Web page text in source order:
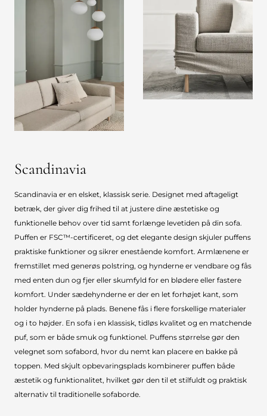
Scandinavia
Scandinavia er en elsket, klassisk serie. Designet med aftageligt
betræk, der giver dig frihed til at justere dine æstetiske og
funktionelle behov over tid samt forlænge levetiden på din sofa.
Puffen er FSC™-certificeret, og det elegante design skjuler puffens
praktiske funktioner og sikrer enestående komfort. Armlænene er
fremstillet med generøs polstring, og hynderne er vendbare og fås
med enten dun og fjer eller skumfyld for en blødere eller fastere
komfort. Under sædehynderne er der en let forhøjet kant, som
holder hynderne på plads. Benene fås i flere forskellige materialer
og i to højder. En sofa i en klassisk, tidløs kvalitet og en matchende
puf, som er både smuk og funktionel. Puffens størrelse gør den
velegnet som sofabord, hvor du nemt kan placere en bakke på
toppen. Med skjult opbevaringsplads kombinerer puffen både
æstetik og funktionalitet, hvilket gør den til et stilfuldt og praktisk
alternativ til traditionelle sofaborde.